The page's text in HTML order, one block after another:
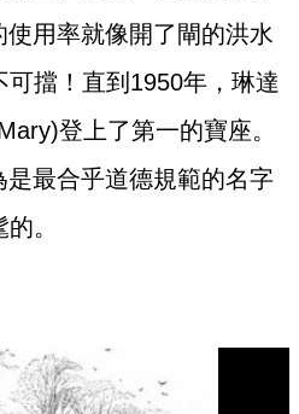
用率就像開了閘的洪水
擋！直到1950年，琳達
登上了第一的寶座。
最合乎道德規範的名字
。